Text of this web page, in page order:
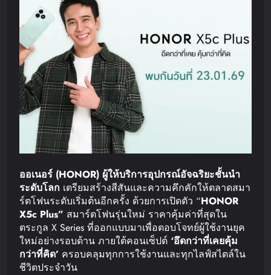
ออเนอร์ (HONOR) ผู้ให้บริการอุปกรณ์อัจฉริยะชั้นนำ
ระดับโลก เตรียมสร้างสีสันและความคึกคักให้ตลาดสมา
ร์ตโฟนระดับเริ่มต้นอีกครั้ง ด้วยการเปิดตัว “HONOR
X5c Plus” สมาร์ตโฟนรุ่นใหม่ ราคาคุ้มค่าที่สุดใน
ตระกูล X Series ที่ออกแบบมาเพื่อตอบโจทย์ผู้ใช้งานยุค
ใหม่อย่างรอบด้าน ภายใต้คอนเซ็ปต์ ‘อึดกว่าที่เคยคุ้ม
กว่าที่คิด’ ครอบคลุมทุกการใช้งานและทุกไลฟ์สไตล์ใน
ชีวิตประจำวัน